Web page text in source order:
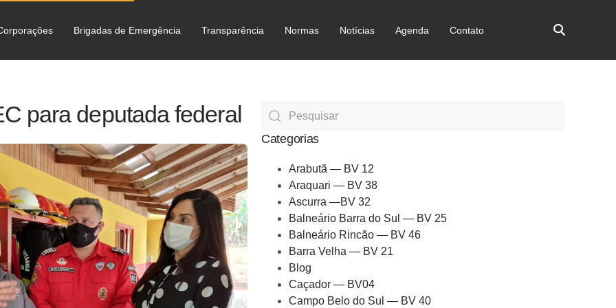
Brigadas de Emergência Transparência Normas Notícias Agenda Contato
para deputada federal
Categorias
Arabutã — BV 12
Araquari — BV 38
Ascurra —BV 32
Balneário Barra do Sul — BV 25
Balneário Rincão — BV 46
Barra Velha — BV 21
Blog
Caçador — BV04
Campo Belo do Sul — BV 40